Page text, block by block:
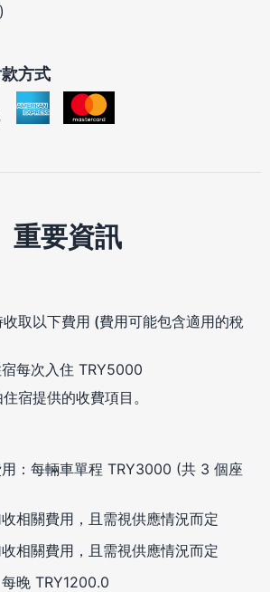
方式
重要資訊
取以下費用 (費用可能包含適用的稅
每次入住 TRY5000
宿提供的收費項目。
：每輛車單程 TRY3000 (共 3 個座
相關費用，且需視供應情況而定
相關費用，且需視供應情況而定
晚 TRY1200.0